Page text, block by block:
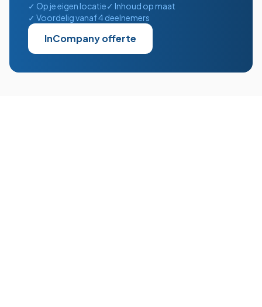
✓ Op je eigen locatie✓ Inhoud op maat
✓ Voordelig vanaf 4 deelnemers
InCompany offerte